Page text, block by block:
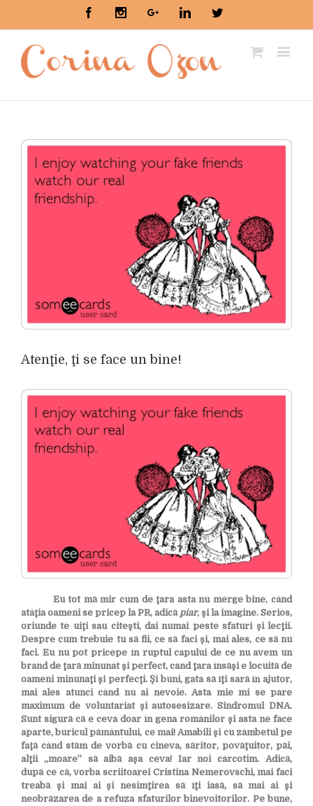
FacebookInstagramGoogle+LinkedinTwitter
View
Larger
Atenţie, ţi se face un bine!
Eu tot mă mir cum de ţara asta nu merge bine, când
atâţia oameni se pricep la PR, adică piar, şi la imagine. Serios,
oriunde te uiţi sau citeşti, dai numai peste sfaturi şi lecţii.
Despre cum trebuie tu să fii, ce să faci şi, mai ales, ce să nu
faci. Eu nu pot pricepe în ruptul capului de ce nu avem un
brand de ţară minunat şi perfect, când ţara însăşi e locuită de
oameni minunaţi şi perfecţi. Şi buni, gata să îţi sară în ajutor,
mai ales atunci când nu ai nevoie. Asta mie mi se pare
maximum de voluntariat şi autosesizare. Sindromul DNA.
Sunt sigură că e ceva doar în gena românilor şi asta ne face
aparte, buricul pământului, ce mai! Amabili şi cu zâmbetul pe
faţă când stăm de vorbă cu cineva, săritor, povăţuitor, păi,
alţii „moare” să aibă aşa ceva! Iar noi cârcotim. Adică,
după ce că, vorba scriitoarei Cristina Nemerovschi, mai faci
treabă şi mai ai şi nesimţirea să îţi iasă, să mai ai şi
neobrăzarea de a refuza sfaturilor binevoitorilor. Pe bune,